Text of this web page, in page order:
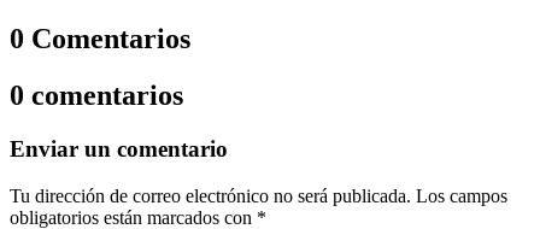
0 Comentarios
0 comentarios
Enviar un comentario
Tu dirección de correo electrónico no será publicada. Los campos
obligatorios están marcados con *